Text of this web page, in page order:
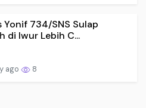
Yonif 734/SNS Sulap
di Iwur Lebih C...
ago 8